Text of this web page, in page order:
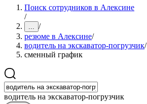
Поиск сотрудников в Алексине
/
... /
резюме в Алексине/
водитель на экскаватор-погрузчик/
сменный график
водитель на экскаватор-погрузчик